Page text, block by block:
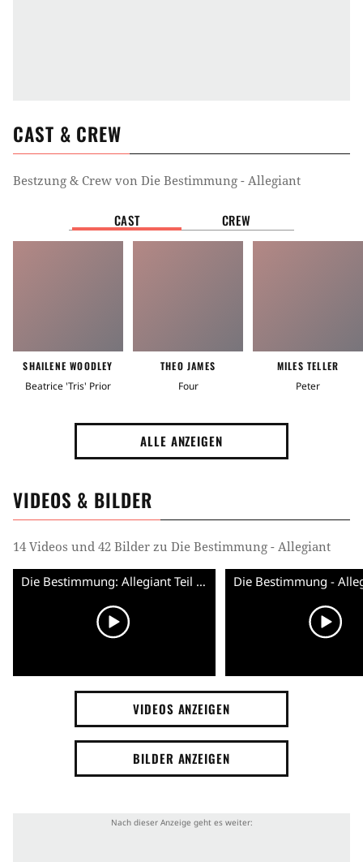
CAST & CREW
Bestzung & Crew von Die Bestimmung - Allegiant
CAST CREW
SHAILENE WOODLEY
Beatrice 'Tris' Prior
THEO JAMES
Four
MILES TELLER
Peter
ALLE ANZEIGEN
VIDEOS & BILDER
14 Videos und 42 Bilder zu Die Bestimmung - Allegiant
Die Bestimmung: Allegiant Teil 1 - Teaser Trailer (Deutsch) HD
VIDEOS ANZEIGEN
BILDER ANZEIGEN